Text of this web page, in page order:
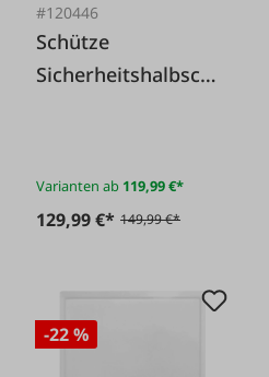
#120446
Schütze
Sicherheitshalbschu
sportlich und
Varianten ab 119,99 €*
129,99 €* 149,99 €*
-22 %